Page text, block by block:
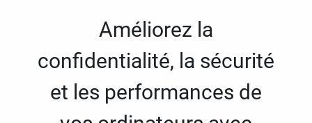
Améliorez la
confidentialité, la sécurité
et les performances de